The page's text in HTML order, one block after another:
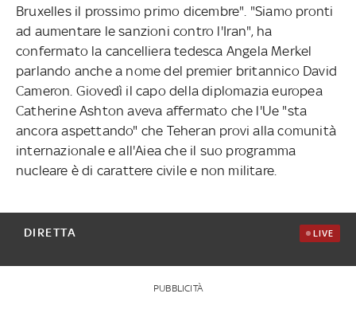
Bruxelles il prossimo primo dicembre". "Siamo pronti
ad aumentare le sanzioni contro l'Iran", ha
confermato la cancelliera tedesca Angela Merkel
parlando anche a nome del premier britannico David
Cameron. Giovedì il capo della diplomazia europea
Catherine Ashton aveva affermato che l'Ue "sta
ancora aspettando" che Teheran provi alla comunità
internazionale e all'Aiea che il suo programma
nucleare è di carattere civile e non militare.
DIRETTA LIVE
PUBBLICITÀ